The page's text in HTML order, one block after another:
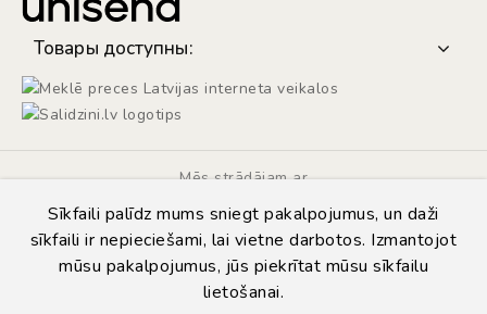
Sīkfaili palīdz mums sniegt pakalpojumus, un daži
sīkfaili ir nepieciešami, lai vietne darbotos. Izmantojot
mūsu pakalpojumus, jūs piekrītat mūsu sīkfailu
lietošanai.
Товары доступны:
Mēs strādājam ar
© Copyright 2014 - 2026 | Automarket.lv